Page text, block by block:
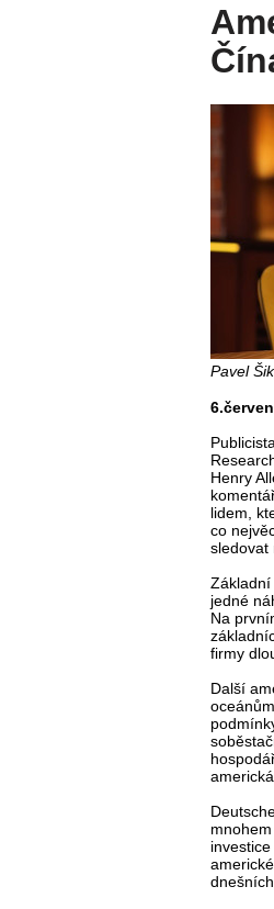
Pavel
Henry
lidem,
co
sledovat
Základní
jedné
Na
firmy
Další